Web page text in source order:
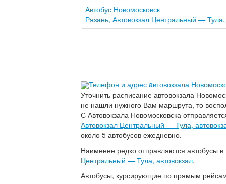
Автобус Новомосковск
Рязань, Автовокзал Центральный — Тула,
Телефон и адрес aвтовокзала
Уточнить расписание автовокзала
не нашли нужного Вам маршрута, то
С Автовокзала Новомосковска
Автовокзал Центральный — Тула,
около 5 автобусов ежедневно.
Наименее редко отправляются автобусы в
Центральный — Тула, автовокзал.
Автобусы, курсирующие по прямым